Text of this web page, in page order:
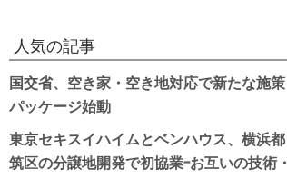
人気の記事
国交省、空き家・空き地対応で新たな施策
パッケージ始動
東京セキスイハイムとベンハウス、横浜都
筑区の分譲地開発で初協業=お互いの技術・